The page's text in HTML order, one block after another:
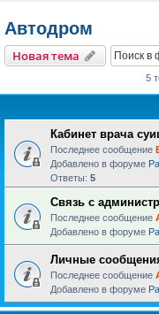
Автодром
Новая тема
5
Кабинет врача
Последнее сообщение
Добавлено в форуме
Ответы: 5
Связь с
Последнее сообщение
Добавлено в форуме
Личные
Последнее сообщение
Добавлено в форуме